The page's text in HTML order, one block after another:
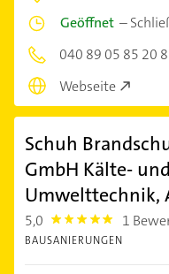
Geöffnet –
040 89 05 85 20
Webseite
Schuh
GmbH Kälte-
Umwelttechnik,
5,0 5.0 1
BAUSANIERUNGEN